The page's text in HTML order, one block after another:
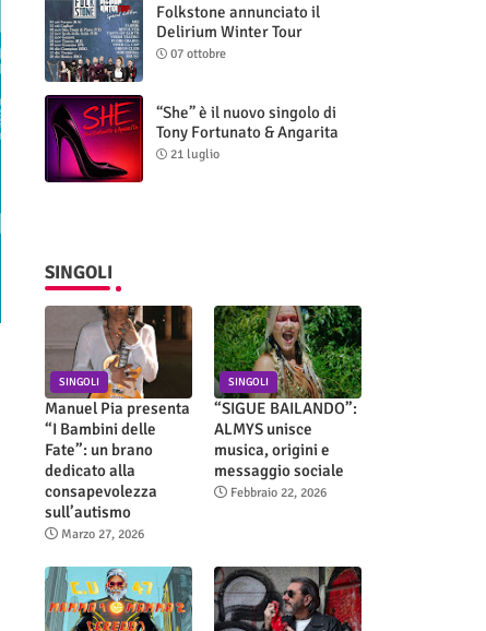
Folkstone annunciato il
Delirium Winter Tour
(Special Edition)
07 ottobre
“She” è il nuovo singolo di
Tony Fortunato & Angarita
21 luglio
SINGOLI
SINGOLI
Manuel Pia presenta
“I Bambini delle
Fate”: un brano
dedicato alla
consapevolezza
sull’autismo
Marzo 27, 2026
SINGOLI
“SIGUE BAILANDO”:
ALMYS unisce
musica, origini e
messaggio sociale
Febbraio 22, 2026